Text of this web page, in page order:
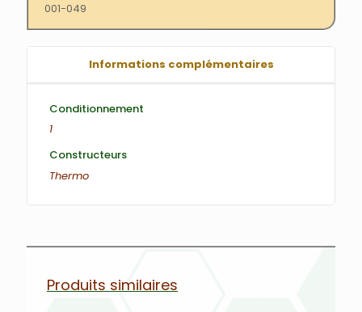
001-049
Informations complémentaires
Conditionnement
1
Constructeurs
Thermo
Produits similaires